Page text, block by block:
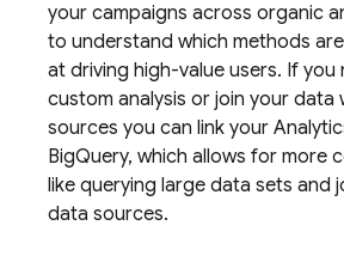
your campaigns across organic
to understand which methods
at driving high-value users. If
custom analysis or join your data
sources you can link your
BigQuery, which allows for more
like querying large data sets and
data sources.